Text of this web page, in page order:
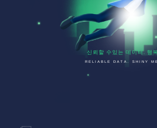
신뢰할 수있는 데이터. 행
RELIABLE DATA. SHINY